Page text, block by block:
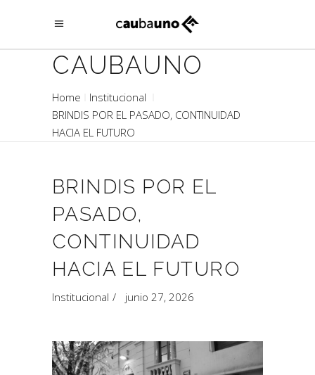
CAUBAUNO
Home
Institucional
BRINDIS POR EL PASADO, CONTINUIDAD
HACIA EL FUTURO
BRINDIS POR EL
PASADO,
CONTINUIDAD
HACIA EL FUTURO
Institucional junio 27, 2026